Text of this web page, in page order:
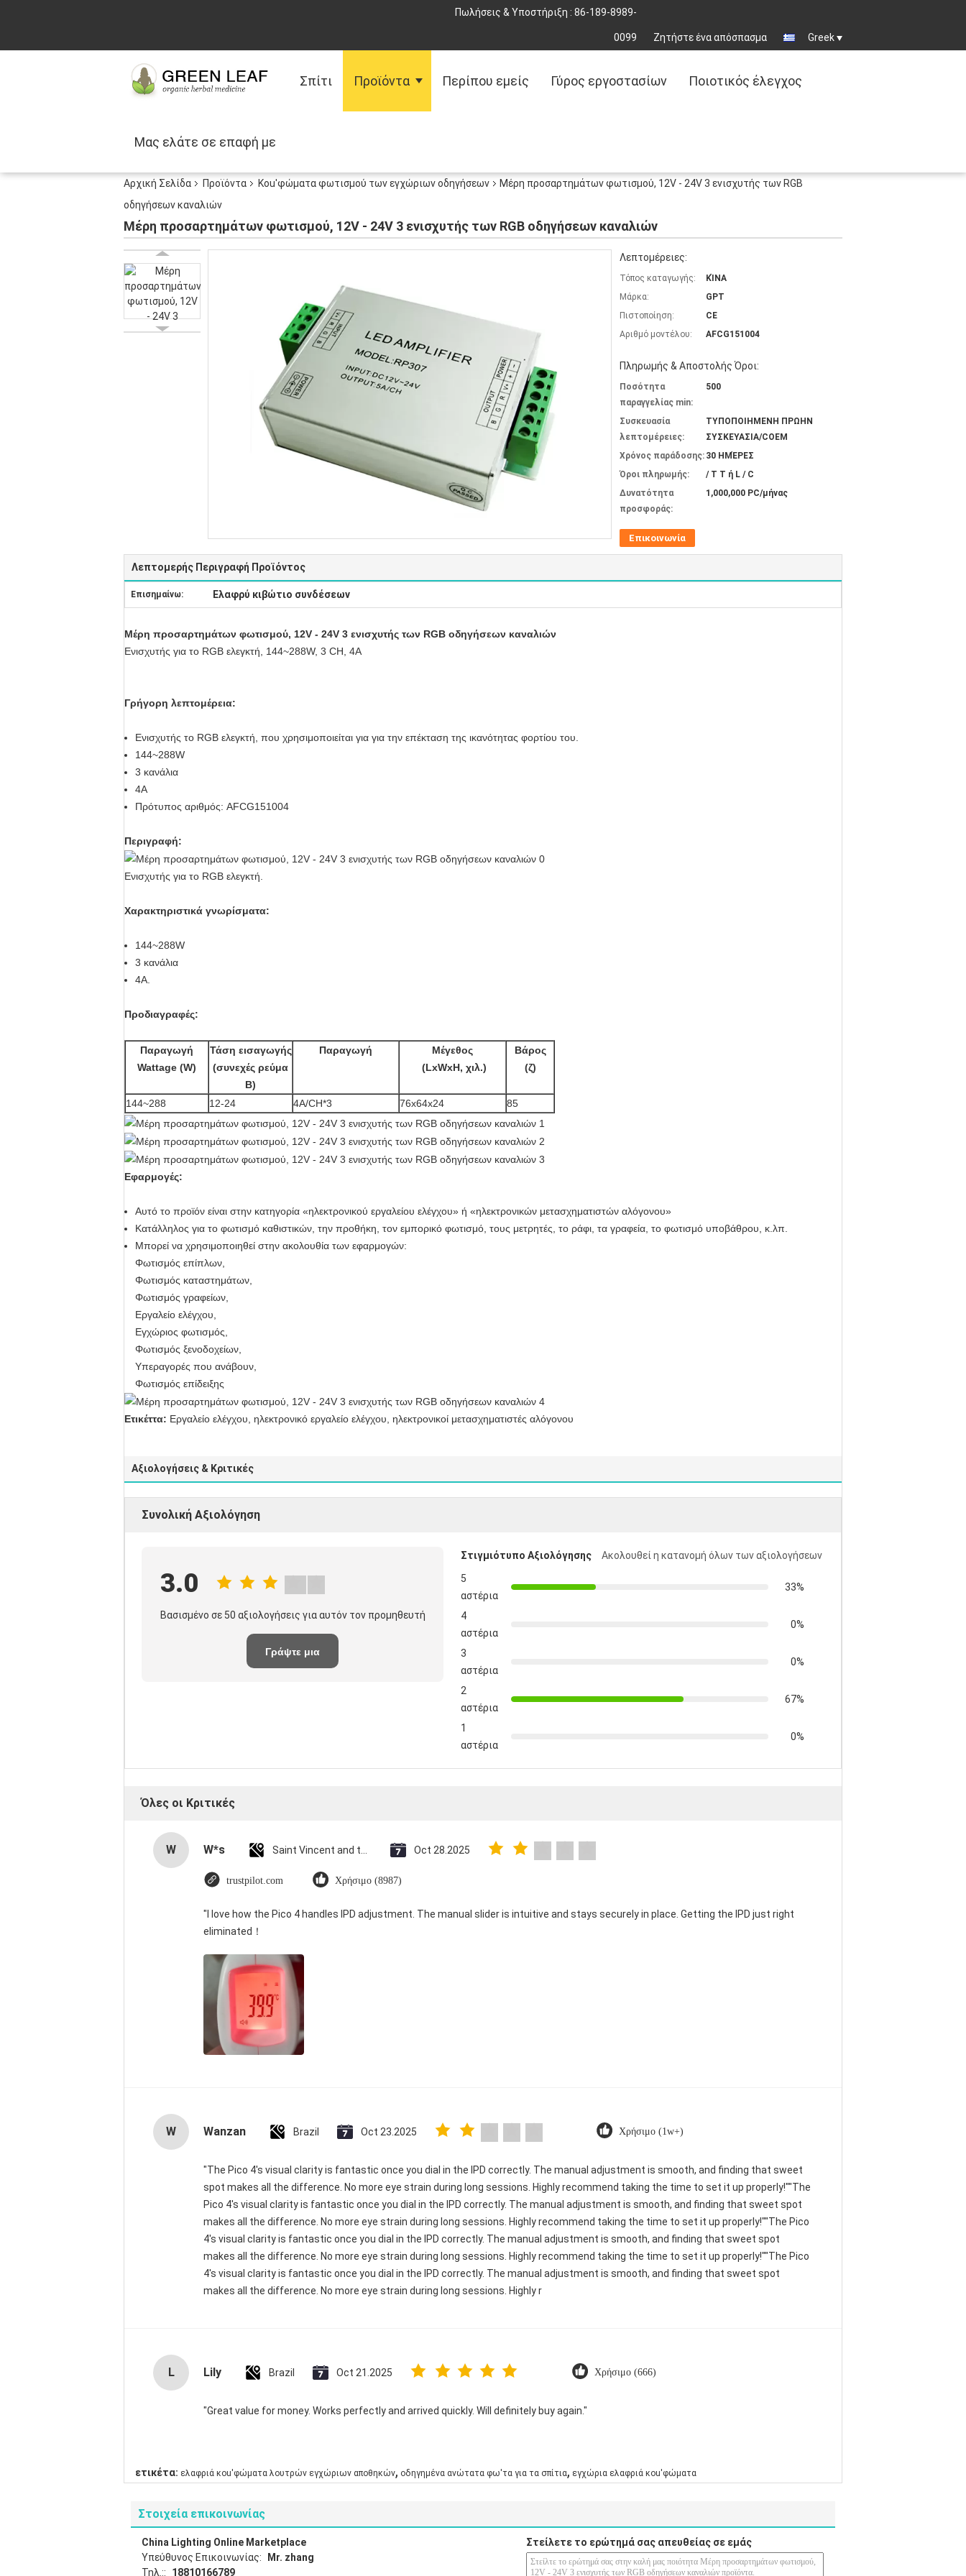
Πωλήσεις & Υποστήριξη : 86-189-8989-
0099 Ζητήστε ένα απόσπασμα Greek
Σπίτι Προϊόντα Περίπου εμείς Γύρος εργοστασίων Ποιοτικός έλεγχος
Μας ελάτε σε επαφή με
Αρχική Σελίδα Προϊόντα Κοu'φώματα φωτισμού των εγχώριων οδηγήσεων
Μέρη προσαρτημάτων φωτισμού, 12V - 24V 3 ενισχυτής των RGB
οδηγήσεων καναλιών
Μέρη προσαρτημάτων φωτισμού, 12V - 24V 3 ενισχυτής των RGB οδηγήσεων καναλιών
Λεπτομέρειες:
Τόπος καταγωγής:
ΚΊΝΑ
Μάρκα:
GPT
Πιστοποίηση:
CE
Αριθμό μοντέλου:
AFCG151004
Πληρωμής & Αποστολής Όροι:
Ποσότητα
παραγγελίας min:
500
Συσκευασία
λεπτομέρειες:
ΤΥΠΟΠΟΙΗΜΕΝΗ ΠΡΩΗΝ
ΣΥΣΚΕΥΑΣΙΑ/COEM
Χρόνος παράδοσης: 30 ΗΜΈΡΕΣ
Όροι πληρωμής:
/ T T ή L / C
Δυνατότητα
προσφοράς:
1,000,000 PC/μήνας
Επικοινωνία
Λεπτομερής Περιγραφή Προϊόντος
Επισημαίνω: Ελαφρύ κιβώτιο συνδέσεων
Μέρη προσαρτημάτων φωτισμού, 12V - 24V 3 ενισχυτής των RGB οδηγήσεων καναλιών
Ενισχυτής για το RGB ελεγκτή, 144~288W, 3 CH, 4A
Γρήγορη λεπτομέρεια:
Ενισχυτής το RGB ελεγκτή, που χρησιμοποιείται για για την επέκταση της ικανότητας φορτίου του.
144~288W
3 κανάλια
4A
Πρότυπος αριθμός: AFCG151004
Περιγραφή:
Ενισχυτής για το RGB ελεγκτή.
Χαρακτηριστικά γνωρίσματα:
144~288W
3 κανάλια
4A.
Προδιαγραφές:
Παραγωγή
Wattage (W)
Τάση εισαγωγής
(συνεχές ρεύμα
Β)
Παραγωγή
Μέγεθος
(LxWxH, χιλ.)
Βάρος
(ζ)
144~288 12-24 4A/CH*3 76x64x24 85
Εφαρμογές:
Αυτό το προϊόν είναι στην κατηγορία «ηλεκτρονικού εργαλείου ελέγχου» ή «ηλεκτρονικών μετασχηματιστών αλόγονου»
Κατάλληλος για το φωτισμό καθιστικών, την προθήκη, τον εμπορικό φωτισμό, τους μετρητές, το ράφι, τα γραφεία, το φωτισμό υποβάθρου, κ.λπ.
Μπορεί να χρησιμοποιηθεί στην ακολουθία των εφαρμογών:
Φωτισμός επίπλων,
Φωτισμός καταστημάτων,
Φωτισμός γραφείων,
Εργαλείο ελέγχου,
Εγχώριος φωτισμός,
Φωτισμός ξενοδοχείων,
Υπεραγορές που ανάβουν,
Φωτισμός επίδειξης
Ετικέττα: Εργαλείο ελέγχου, ηλεκτρονικό εργαλείο ελέγχου, ηλεκτρονικοί μετασχηματιστές αλόγονου
Αξιολογήσεις & Κριτικές
Συνολική Αξιολόγηση
3.0
Βασισμένο σε 50 αξιολογήσεις για αυτόν τον προμηθευτή
Γράψτε μια
Στιγμιότυπο Αξιολόγησης
Ακολουθεί η κατανομή όλων των αξιολογήσεων
5
αστέρια
33%
4
αστέρια
0%
3
αστέρια
0%
2
αστέρια
67%
1
αστέρια
0%
Όλες οι Κριτικές
W W*s Saint Vincent and the Grenadines Oct 28.2025
trustpilot.com Χρήσιμο (8987)
"I love how the Pico 4 handles IPD adjustment. The manual slider is intuitive and stays securely in place. Getting the IPD just right
eliminated！
W Wanzan Brazil Oct 23.2025 Χρήσιμο (1w+)
"The Pico 4's visual clarity is fantastic once you dial in the IPD correctly. The manual adjustment is smooth, and finding that sweet
spot makes all the difference. No more eye strain during long sessions. Highly recommend taking the time to set it up properly!""The
Pico 4's visual clarity is fantastic once you dial in the IPD correctly. The manual adjustment is smooth, and finding that sweet spot
makes all the difference. No more eye strain during long sessions. Highly recommend taking the time to set it up properly!""The Pico
4's visual clarity is fantastic once you dial in the IPD correctly. The manual adjustment is smooth, and finding that sweet spot
makes all the difference. No more eye strain during long sessions. Highly recommend taking the time to set it up properly!""The Pico
4's visual clarity is fantastic once you dial in the IPD correctly. The manual adjustment is smooth, and finding that sweet spot
makes all the difference. No more eye strain during long sessions. Highly r
L Lily Brazil Oct 21.2025 Χρήσιμο (666)
"Great value for money. Works perfectly and arrived quickly. Will definitely buy again."
ετικέτα: ελαφριά κοu'φώματα λουτρών εγχώριων αποθηκών, οδηγημένα ανώτατα φω'τα για τα σπίτια, εγχώρια ελαφριά κοu'φώματα
Στοιχεία επικοινωνίας
China Lighting Online Marketplace
Υπεύθυνος Επικοινωνίας:
Mr. zhang
Τηλ.::
18810166789
Στείλετε το ερώτημά σας απευθείας σε εμάς